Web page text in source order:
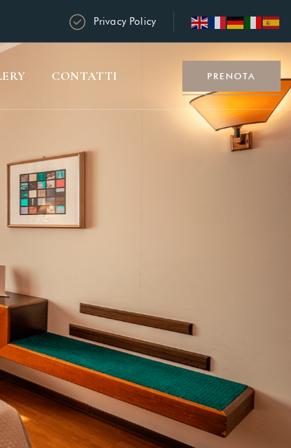
Privacy Policy
CONTATTI PRENOTA